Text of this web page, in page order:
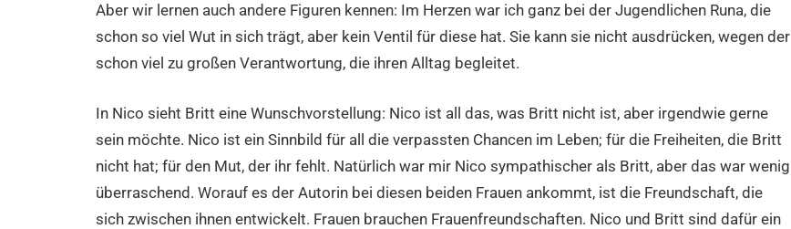
Aber wir lernen auch andere Figuren kennen: Im Herzen war ich ganz bei der Jugendlichen Runa, die
schon so viel Wut in sich trägt, aber kein Ventil für diese hat. Sie kann sie nicht ausdrücken, wegen der
schon viel zu großen Verantwortung, die ihren Alltag begleitet.
In Nico sieht Britt eine Wunschvorstellung: Nico ist all das, was Britt nicht ist, aber irgendwie gerne
sein möchte. Nico ist ein Sinnbild für all die verpassten Chancen im Leben; für die Freiheiten, die Britt
nicht hat; für den Mut, der ihr fehlt. Natürlich war mir Nico sympathischer als Britt, aber das war wenig
überraschend. Worauf es der Autorin bei diesen beiden Frauen ankommt, ist die Freundschaft, die
sich zwischen ihnen entwickelt. Frauen brauchen Frauenfreundschaften. Nico und Britt sind dafür ein